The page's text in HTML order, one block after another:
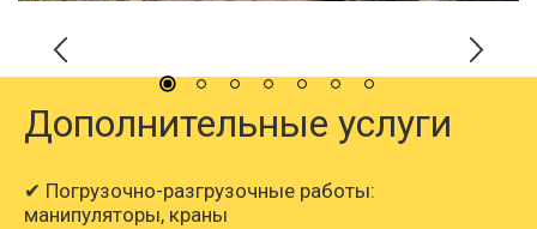
Дополнительные услуги
✔ Погрузочно-разгрузочные работы:
манипуляторы, краны